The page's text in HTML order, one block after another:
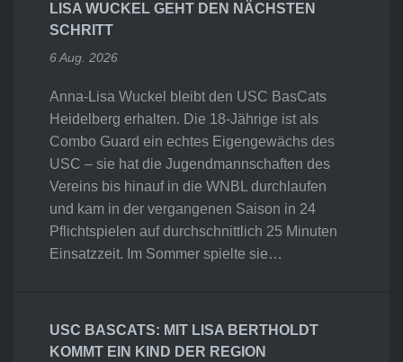
LISA WUCKEL GEHT DEN NÄCHSTEN
SCHRITT
6 Aug. 2026
Anna-Lisa Wuckel bleibt den USC BasCats
Heidelberg erhalten. Die 18-Jährige ist als
Combo Guard ein echtes Eigengewächs des
USC – sie hat die Jugendmannschaften des
Vereins bis hinauf in die WNBL durchlaufen
und kam in der vergangenen Saison in 24
Pflichtspielen auf durchschnittlich 25 Minuten
Einsatzzeit. Im Sommer spielte sie…
USC BASCATS: MIT LISA BERTHOLDT
KOMMT EIN KIND DER REGION